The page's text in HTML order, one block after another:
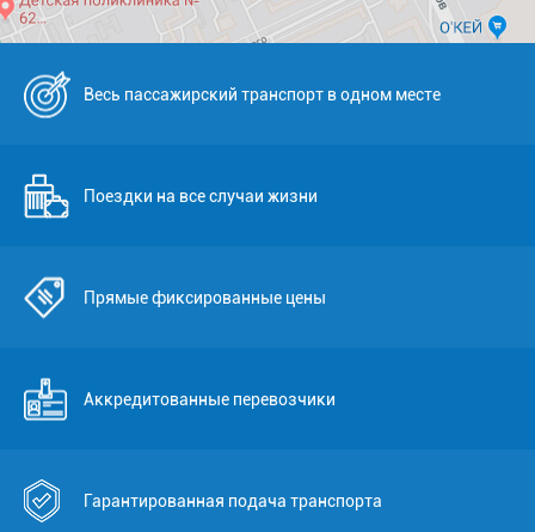
Весь пассажирский транспорт в одном месте
Поездки на все случаи жизни
Прямые фиксированные цены
Аккредитованные перевозчики
Гарантированная подача транспорта